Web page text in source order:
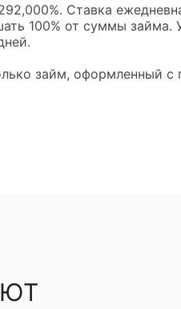
Ставка
100% от суммы
займ, оформленный с